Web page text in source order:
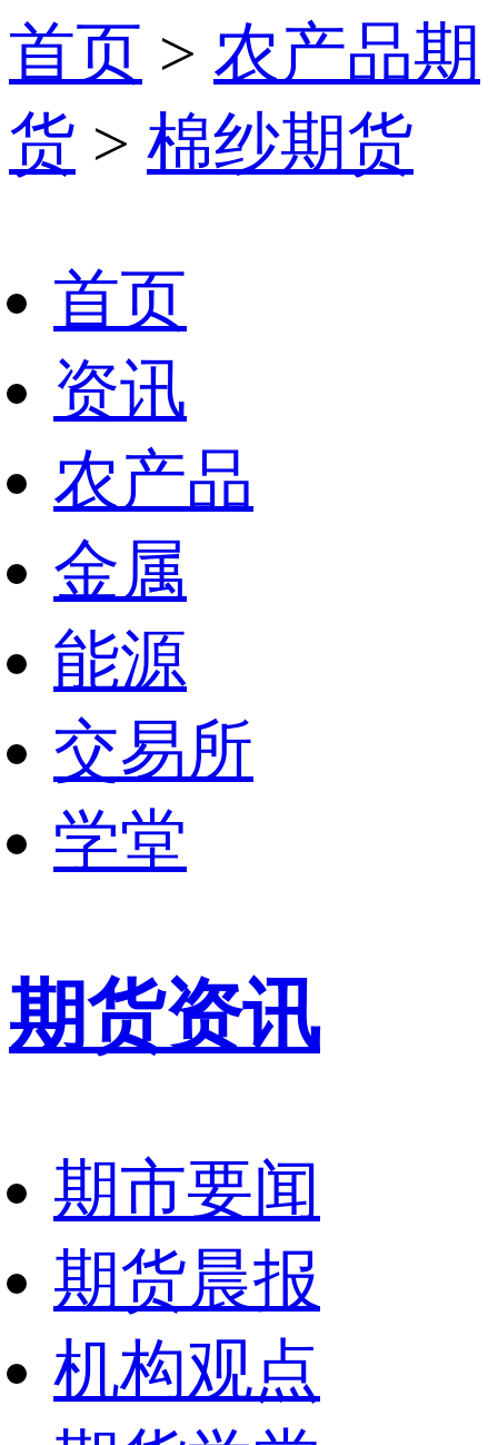
首页 > 农产品期
货 > 棉纱期货
首页
资讯
农产品
金属
能源
交易所
学堂
期货资讯
期市要闻
期货晨报
机构观点